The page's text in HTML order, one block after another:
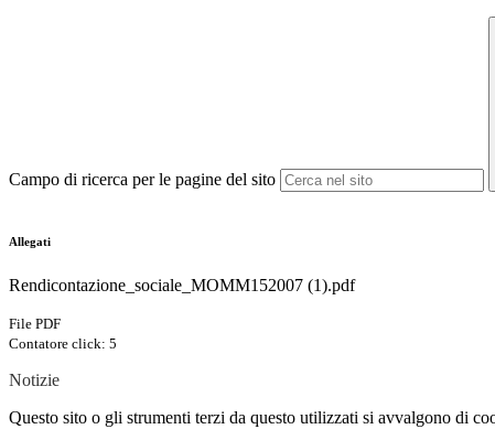
Campo di ricerca per le pagine del sito
Allegati
Rendicontazione_sociale_MOMM152007 (1).pdf
File PDF
Contatore click: 5
Notizie
Questo sito o gli strumenti terzi da questo utilizzati si avvalgono di